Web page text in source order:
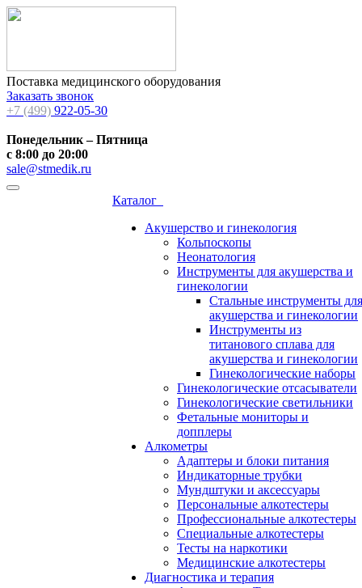
Поставка медицинского оборудования
Заказать звонок
+7 (499) 922-05-30
Понедельник – Пятница
с 8:00 до 20:00
sale@stmedik.ru
Каталог
Акушерство и гинекология
Кольпоскопы
Неонатология
Инструменты для акушерства и
гинекологии
Стальные инструменты для
акушерства и гинекологии
Инструменты из
титанового сплава для
акушерства и гинекологии
Гинекологические наборы
Гинекологические отсасыватели
Гинекологические светильники
Фетальные мониторы и
допплеры
Алкометры
Адаптеры и блоки питания
Индикаторные трубки
Мундштуки и аксессуары
Персональные алкотестеры
Профессиональные алкотестеры
Специальные алкотестеры
Тесты на наркотики
Медицинские алкотестеры
Диагностика и терапия